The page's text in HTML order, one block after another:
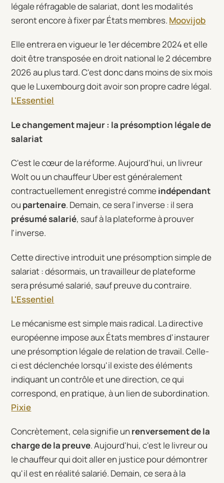
légale réfragable de salariat, dont les modalités
seront encore à fixer par États membres. Moovijob
Elle entrera en vigueur le 1er décembre 2024 et elle
doit être transposée en droit national le 2 décembre
2026 au plus tard. C'est donc dans moins de six mois
que le Luxembourg doit avoir son propre cadre légal.
L'Essentiel
Le changement majeur : la présomption légale de
salariat
C'est le cœur de la réforme. Aujourd'hui, un livreur
Wolt ou un chauffeur Uber est généralement
contractuellement enregistré commeindépendant
ou partenaire. Demain, ce sera l'inverse : il sera
présumé salarié, sauf à la plateforme à prouver
l'inverse.
Cette directive introduit une présomption simple de
salariat : désormais, un travailleur de plateforme
sera présumé salarié, sauf preuve du contraire.
L'Essentiel
Le mécanisme est simple mais radical. La directive
européenne impose aux États membres d'instaurer
une présomption légale de relation de travail. Celle-
ci est déclenchée lorsqu'il existe des éléments
indiquant un contrôle et une direction, ce qui
correspond, en pratique, à un lien de subordination.
Pixie
Concrètement, cela signifie un renversement de la
charge de la preuve. Aujourd'hui, c'est le livreur ou
le chauffeur qui doit aller en justice pour démontrer
qu'il est en réalité salarié. Demain, ce sera à la